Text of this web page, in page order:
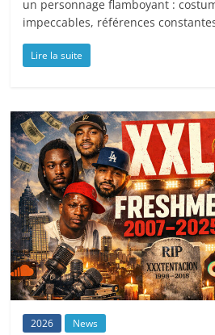
un personnage flamboyant :
impeccables, références
Lire la suite
2026 News